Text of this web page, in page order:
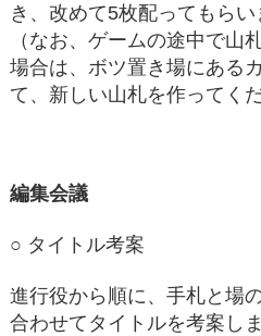
き、改めて5枚配ってもらい
（なお、ゲームの途中で山
場合は、ボツ置き場にある
て、新しい山札を作ってく
編集会議
○ タイトル考案
進行役から順に、手札と場
合わせてタイトルを考案しま